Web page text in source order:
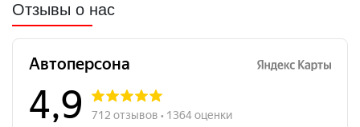
Отзывы о нас